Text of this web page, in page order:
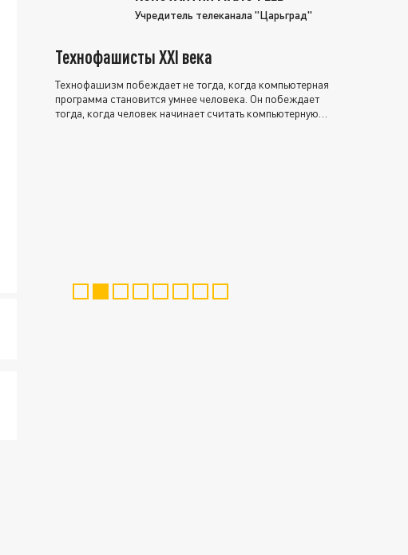
Учредитель телеканала "Царьград"
Технофашисты XXI века
Технофашизм побеждает не тогда, когда компьютерная
программа становится умнее человека. Он побеждает
тогда, когда человек начинает считать компьютерную